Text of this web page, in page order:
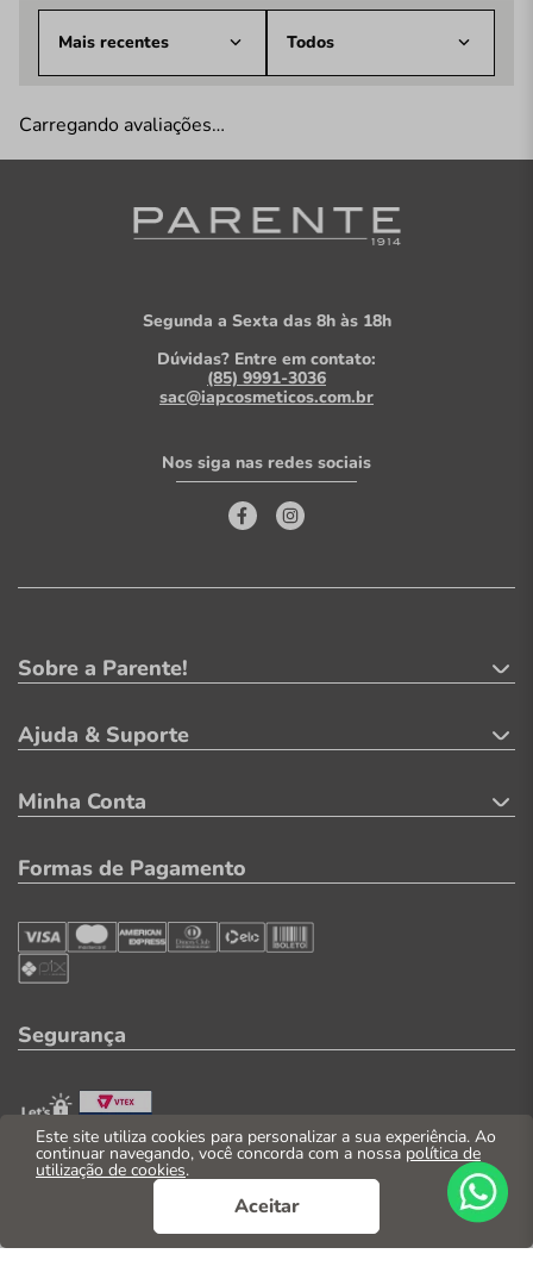
Este site utiliza cookies para personalizar a sua experiência. Ao
continuar navegando, você concorda com a nossapolítica de
utilização de cookies.
Aceitar
Mais recentes Todos
Carregando avaliações…
Segunda a Sexta das 8h às 18h
Dúvidas? Entre em contato:
(85) 9991-3036
sac@iapcosmeticos.com.br
Nos siga nas redes sociais
Sobre a Parente!
Ajuda & Suporte
Minha Conta
Formas de Pagamento
Segurança
© 2026. Todos os direitos reservados